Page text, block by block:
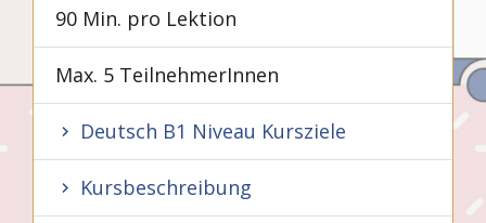
90 Min. pro Lektion
Max. 5 TeilnehmerInnen
Deutsch B1 Niveau Kursziele
Kursbeschreibung